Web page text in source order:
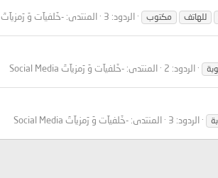
للهاتف مكتوب الردود: 3 المنتدى: -خَلفيآت وَ رَمزيآتَ Social Media
الردود: 2 المنتدى: -خَلفيآت وَ رَمزيآتَ Social Media
الردود: 3 المنتدى: -خَلفيآت وَ رَمزيآتَ Social Media